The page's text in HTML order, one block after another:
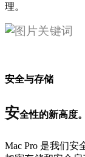
理。
安全与存储
安全性的新高度。
Mac Pro 是我们安